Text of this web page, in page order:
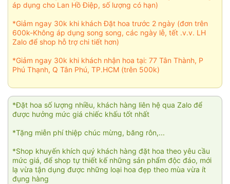
áp dụng cho Lan Hồ Điệp, số lượng có hạn)
*Giảm ngay 30k khi khách Đặt hoa trước 2 ngày (đơn trên
600k-Không áp dụng song song, các ngày lễ, tết .v.v. LH
Zalo để shop hỗ trợ chi tiết hơn)
*Giảm ngay 30k khi khách nhận hoa tại: 77 Tân Thành, P
Phú Thạnh, Q Tân Phú, TP.HCM (trên 500k)
*Đặt hoa số lượng nhiều, khách hàng liên hệ qua Zalo để
được hưởng mức giá chiếc khấu tốt nhất
*Tặng miễn phí thiệp chúc mừng, băng rôn,...
*Shop khuyến khích quý khách hàng đặt hoa theo yêu cầu
mức giá, để shop tự thiết kế những sản phẩm độc đáo, mới
lạ vừa tận dụng được những loại hoa đẹp theo mùa vừa ít
đụng hàng